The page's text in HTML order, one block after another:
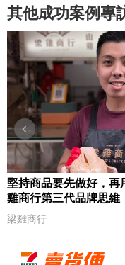
其他成功案例專
堅持商品要先做好，再
雞商行第三代品牌思維
梁雞商行